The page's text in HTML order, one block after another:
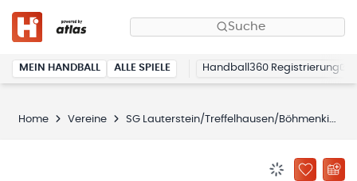
Suche
MEIN HANDBALL ALLE SPIELE Handball360 Registrierung
Home Vereine SG Lauterstein/Treffelhausen/Böhmenkirch
ZU